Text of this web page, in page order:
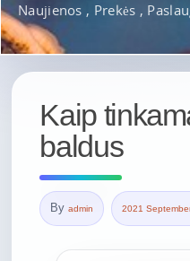
Naujienos , Prekės ,
Kaip
baldus
Byadmin 2021